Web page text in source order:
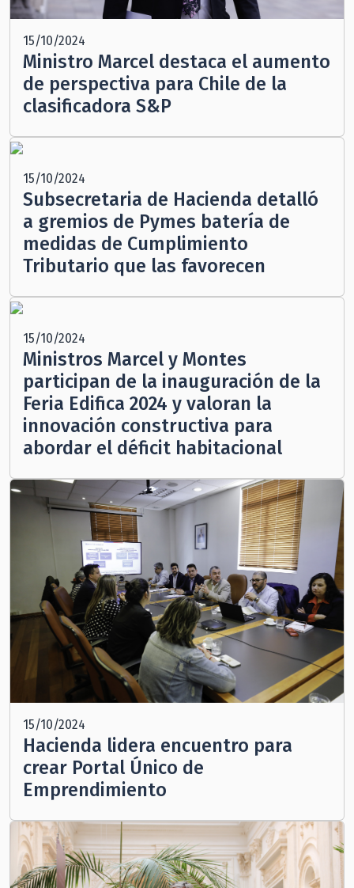
15/10/2024
Ministro Marcel destaca el aumento
de perspectiva para Chile de la
clasificadora S&P
15/10/2024
Subsecretaria de Hacienda detalló
a gremios de Pymes batería de
medidas de Cumplimiento
Tributario que las favorecen
15/10/2024
Ministros Marcel y Montes
participan de la inauguración de la
Feria Edifica 2024 y valoran la
innovación constructiva para
abordar el déficit habitacional
15/10/2024
Hacienda lidera encuentro para
crear Portal Único de
Emprendimiento